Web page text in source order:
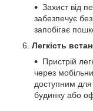
Захист від
забезпечує
запобігає
Легкість
Пристрій
через
доступним
будинку або